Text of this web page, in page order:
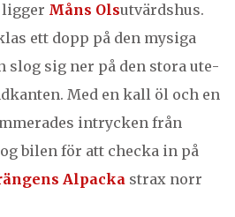
lig­ger Måns Olsutvärd­shus.
ett dopp på den mysi­ga
slog sig ner på den sto­ra ute­
Med en kall öl och en
intryck­en från
bilen för att chec­ka in på
Alpac­ka strax norr